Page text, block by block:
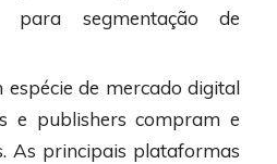
​​para segmentação de
espécie de mercado digital
e publishers compram e
As principais plataformas